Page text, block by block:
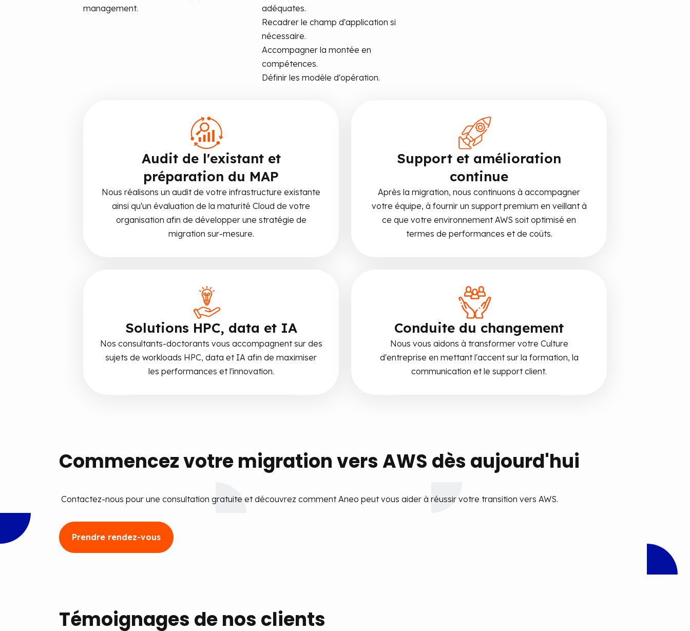
management.
adéquates.
Recadrer le champ d'application si
nécessaire.
Accompagner la montée en
compétences.
Définir les modèle d'opération.
Audit de l'existant et
préparation du MAP
Nous réalisons un audit de votre infrastructure existante
ainsi qu'un évaluation de la maturité Cloud de votre
organisation afin de développer une stratégie de
migration sur-mesure.
Support et amélioration
continue
Après la migration, nous continuons à accompagner
votre équipe, à fournir un support premium en veillant à
ce que votre environnement AWS soit optimisé en
termes de performances et de coûts.
Solutions HPC, data et IA
Nos consultants-doctorants vous accompagnent sur des
sujets de workloads HPC, data et IA afin de maximiser
les performances et l'innovation.
Conduite du changement
Nous vous aidons à transformer votre Culture
d'entreprise en mettant l'accent sur la formation, la
communication et le support client.
Commencez votre migration vers AWS dès aujourd'hui
Contactez-nous pour une consultation gratuite et découvrez comment Aneo peut vous aider à réussir votre transition vers AWS.
Prendre rendez-vous
Témoignages de nos clients